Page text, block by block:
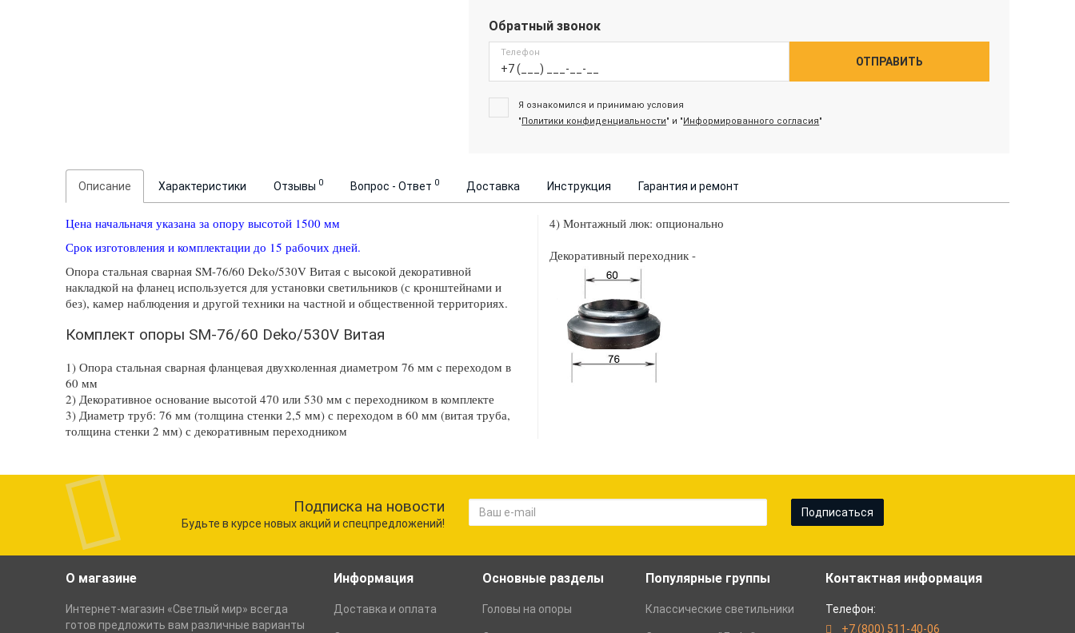
Обратный звонок
Телефон
ОТПРАВИТЬ
Я ознакомился и принимаю условия
"Политики конфиденциальности" и "Информированного согласия"
Описание Характеристики Отзывы 0 Вопрос - Ответ 0 Доставка Инструкция Гарантия и ремонт
Цена начальначя указана за опору высотой 1500 мм
Срок изготовления и комплектации до 15 рабочих дней.
Опора стальная сварная SM-76/60 Deko/530V Витая с высокой декоративной
накладкой на фланец используется для установки светильников (с кронштейнами и
без), камер наблюдения и другой техники на частной и общественной территориях.
Комплект опоры SM-76/60 Deko/530V Витая
1) Опора стальная сварная фланцевая двухколенная диаметром 76 мм c переходом в
60 мм
2) Декоративное основание высотой 470 или 530 мм с переходником в комплекте
3) Диаметр труб: 76 мм (толщина стенки 2,5 мм) с переходом в 60 мм (витая труба,
толщина стенки 2 мм) с декоративным переходником
4) Монтажный люк: опционально
Декоративный переходник -
Подписка на новости
Будьте в курсе новых акций и спецпредложений!
Подписаться
О магазине
Интернет-магазин «Светлый мир» всегда
готов предложить вам различные варианты
Информация
Доставка и оплата
Основные разделы
Головы на опоры
Популярные группы
Классические светильники
Контактная информация
Телефон:
+7 (800) 511-40-06